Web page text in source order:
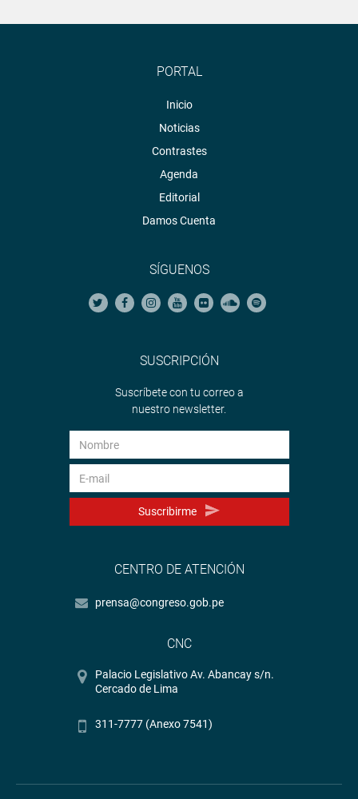
PORTAL
Inicio
Noticias
Contrastes
Agenda
Editorial
Damos Cuenta
SÍGUENOS
SUSCRIPCIÓN
Suscríbete con tu correo a
nuestro newsletter.
Suscribirme
CENTRO DE ATENCIÓN
prensa@congreso.gob.pe
CNC
Palacio Legislativo Av. Abancay s/n.
Cercado de Lima
311-7777 (Anexo 7541)